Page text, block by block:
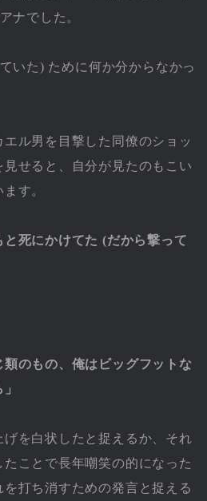
ナでした。
いた) ために何か分からなかっ
ル男を目撃した同僚のショッ
せると、自分が見たのもこい
す。
と死にかけてた (だから撃って
類のもの、俺はビッグフットな
を白状したと捉えるか、それ
ことで長年嘲笑の的になった
打ち消すための発言と捉える